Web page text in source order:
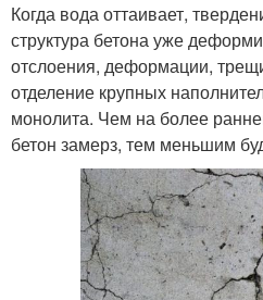
Когда вода оттаивает,
структура бетона уже
отслоения, деформации,
отделение крупных
монолита. Чем на более
бетон замерз, тем меньшим